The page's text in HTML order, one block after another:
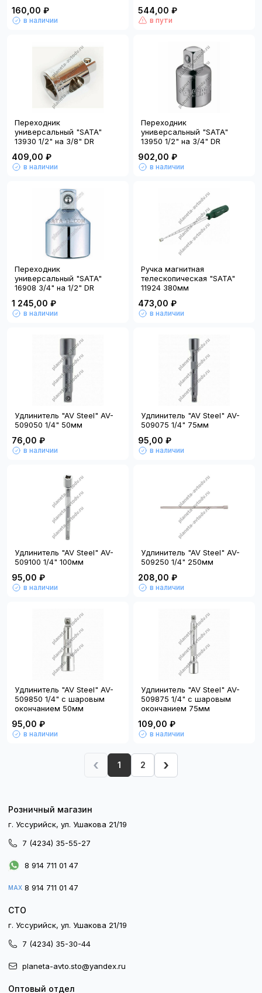
160,00 ₽
в наличии
544,00 ₽
в пути
Переходник
универсальный "SATA"
13930 1/2" на 3/8" DR
409,00 ₽
в наличии
Переходник
универсальный "SATA"
13950 1/2" на 3/4" DR
902,00 ₽
в наличии
Переходник
универсальный "SATA"
16908 3/4" на 1/2" DR
1 245,00 ₽
в наличии
Ручка магнитная
телескопическая "SATA"
11924 380мм
473,00 ₽
в наличии
Удлинитель "AV Steel" AV-
509050 1/4" 50мм
76,00 ₽
в наличии
Удлинитель "AV Steel" AV-
509075 1/4" 75мм
95,00 ₽
в наличии
Удлинитель "AV Steel" AV-
509100 1/4" 100мм
95,00 ₽
в наличии
Удлинитель "AV Steel" AV-
509250 1/4" 250мм
208,00 ₽
в наличии
Удлинитель "AV Steel" AV-
509850 1/4" с шаровым
окончанием 50мм
95,00 ₽
в наличии
Удлинитель "AV Steel" AV-
509875 1/4" с шаровым
окончанием 75мм
109,00 ₽
в наличии
‹ 1 2 ›
Розничный магазин
г. Уссурийск, ул. Ушакова 21/19
7 (4234) 35-55-27
8 914 711 01 47
MAX 8 914 711 01 47
СТО
г. Уссурийск, ул. Ушакова 21/19
7 (4234) 35-30-44
planeta-avto.sto@yandex.ru
Оптовый отдел